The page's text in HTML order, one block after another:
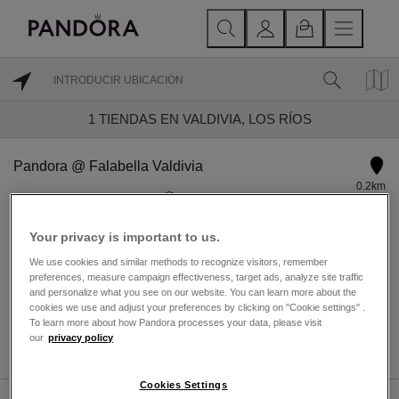
1 TIENDAS EN VALDIVIA, LOS RÍOS
Pandora @ Falabella Valdivia
VENDEDOR AUTORIZADO
Hoy reapertura a las 11 hrs.
0.2km
Arauco 561, Valdivia, Los Ríos, Chile
Valdivia, Los Ríos 5090000
DIRECCIONES
Your privacy is important to us.
We use cookies and similar methods to recognize visitors, remember
preferences, measure campaign effectiveness, target ads, analyze site traffic
and personalize what you see on our website. You can learn more about the
cookies we use and adjust your preferences by clicking on "Cookie settings" .
To learn more about how Pandora processes your data, please visit
our privacy policy
Cookies Settings